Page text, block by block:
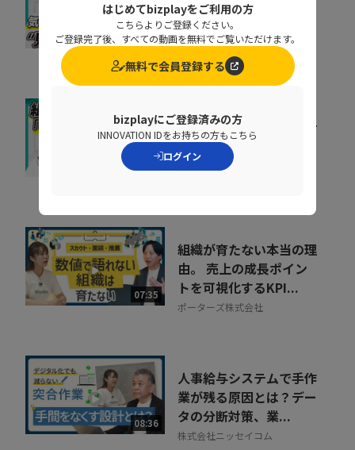
07:20
る？“見えない失注”を
防ぐ営業の仕組み改革
株式会社シャノン
キャリア迷子を防ぐ！組
織をあげた「リスキリン
グ」のヒントとは
07:35
組織が育たない本当の理
由。 売上の成長ポイン
トを可視化するKPI...
ポーターズ株式会社
08:36
人事給与システムで手作
業が残る原因とは？デー
タの分断対策、業...
株式会社ニッセイコム
はじめてbizplayをご利用の方
こちらよりご登録ください。
ご登録完了後、すべての動画を無料でご覧いただけます。
無料で会員登録する
bizplayにご登録済みの方
INNOVATION IDをお持ちの方もこちら
ログイン